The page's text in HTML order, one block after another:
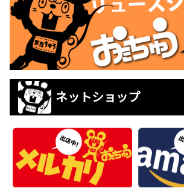
ネットショップ